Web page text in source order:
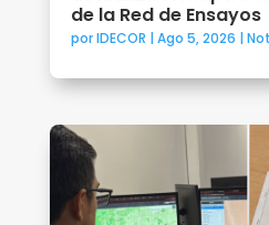
de la Red de Ensayos
porIDECOR Ago 5, 2026